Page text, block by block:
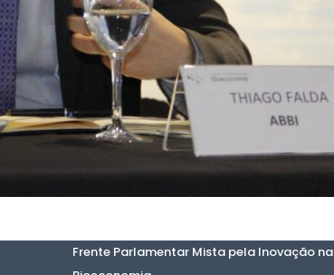
Frente Parlamentar Mista pela Inovação na